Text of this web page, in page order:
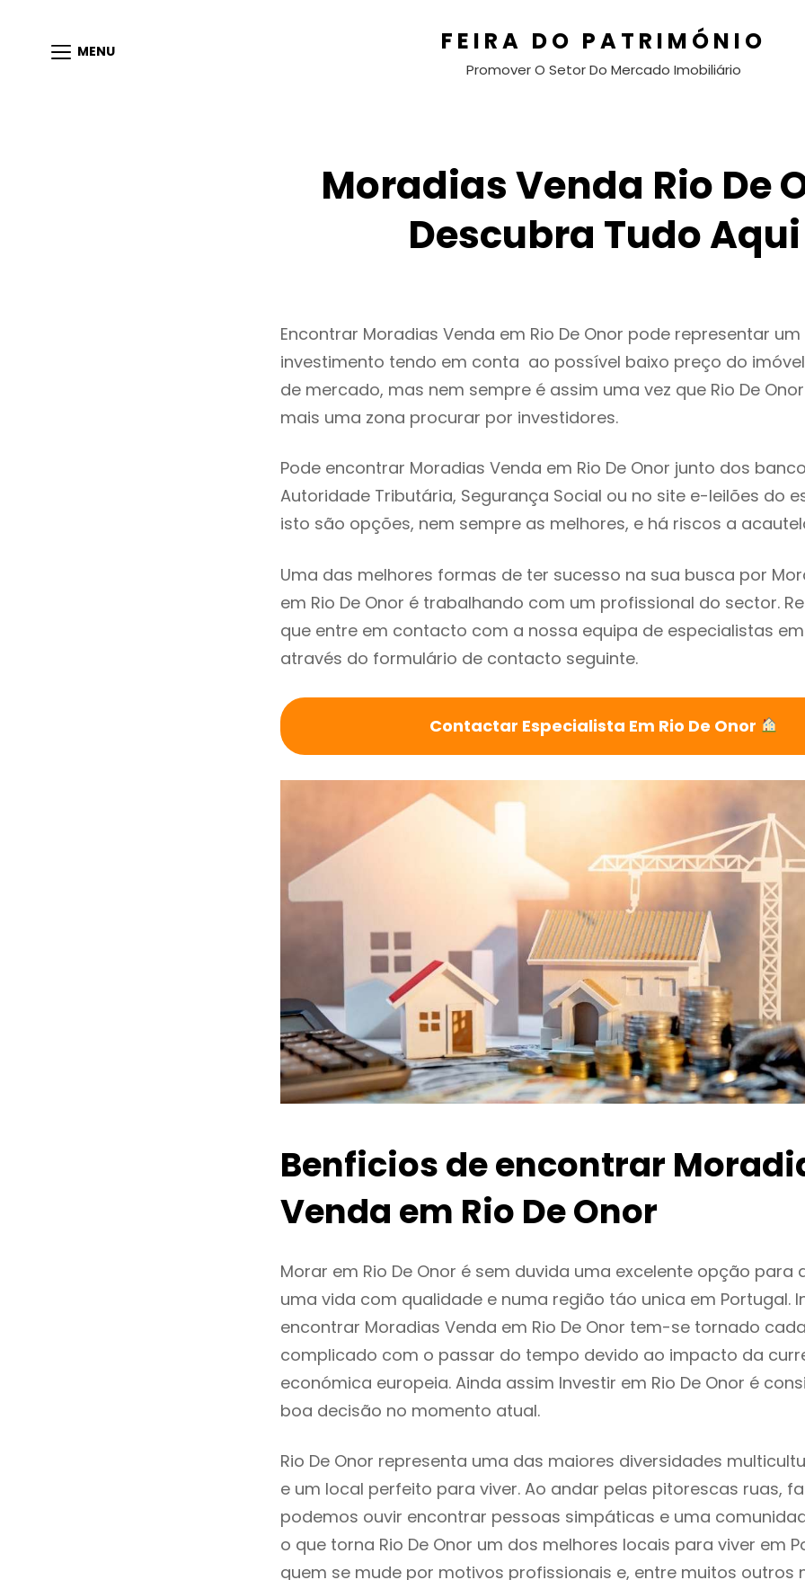
MENU FEIRA DO PATRIMÓNIO
Promover O Setor Do Mercado Imobiliário
Moradias Venda Rio De
Descubra Tudo Aqui
Encontrar Moradias Venda em Rio De Onor pode representar
investimento tendo em conta ao possível baixo preço do
de mercado, mas nem sempre é assim uma vez que Rio De
mais uma zona procurar por investidores.
Pode encontrar Moradias Venda em Rio De Onor junto dos
Autoridade Tributária, Segurança Social ou no site e-leilões do
isto são opções, nem sempre as melhores, e há riscos a
Uma das melhores formas de ter sucesso na sua busca por
em Rio De Onor é trabalhando com um profissional do sector.
que entre em contacto com a nossa equipa de especialistas em
através do formulário de contacto seguinte.
Contactar Especialista Em Rio De Onor
Benficios de encontrar
Venda em Rio De Onor
Morar em Rio De Onor é sem duvida uma excelente opção para
uma vida com qualidade e numa região táo unica em Portugal.
encontrar Moradias Venda em Rio De Onor tem-se tornado
complicado com o passar do tempo devido ao impacto da
económica europeia. Ainda assim Investir em Rio De Onor é
boa decisão no momento atual.
Rio De Onor representa uma das maiores diversidades
e um local perfeito para viver. Ao andar pelas pitorescas ruas,
podemos ouvir encontrar pessoas simpáticas e uma
o que torna Rio De Onor um dos melhores locais para viver em
quem se mude por motivos profissionais e, entre muitos outros